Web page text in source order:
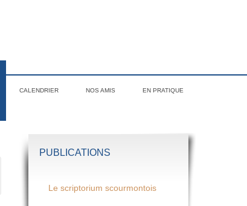
CALENDRIER NOS AMIS EN PRATIQUE
PUBLICATIONS
Le scriptorium scourmontois